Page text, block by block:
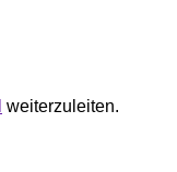
weiterzuleiten.